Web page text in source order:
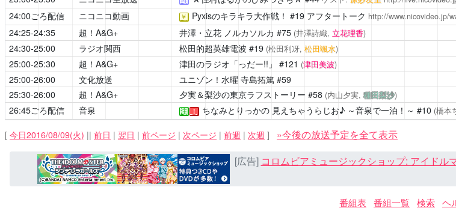
24:00ごろ配信 ニコニコ動画 ￥ Pyxisのキラキラ大作戦！ #19 アフタートーク http://www.nicovideo.jp/
24:25-24:35 超！A&G+ 井澤・立花 ノルカソルカ #75 (井澤詩織, 立花理香)
24:30-25:00 ラジオ関西 松田的超英雄電波 #19 (松田利冴, 松田颯水)
25:00-25:30 超！A&G+ 津田のラジオ「っだー!!」 #121 (津田美波)
25:00-26:00 文化放送 ユニゾン！水曜 寺島拓篤 #59
25:30-26:00
超！A&G+ 夕実＆梨沙の東京ラフストーリー #58 (内山夕実,種田梨沙)
26:45ごろ配信 音泉 注 ！ ちなみとりっかの 見えちゃうらじお♪ ～音泉で一泊！～ #10 (橋本
[ 今日2016/08/09(火) || 前日 | 翌日 | 前ページ | 次ページ | 前週 | 次週 ]
»今後の放送予定を全て表示
[広告] コロムビアミュージックショップ: アイド
番組表 番組一覧 検索 ヘ